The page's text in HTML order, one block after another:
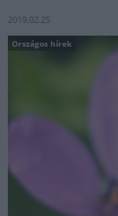
2019.02.25
Országos hírek